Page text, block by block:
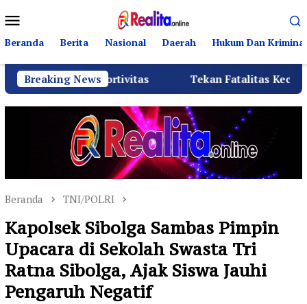
ke
kontenMobile
Beranda Berita Nasional Daerah Hukum Dan Kriminal
Breaking News
Sportivitas Tekan Fatalitas Kecelakaan, SMKN
Beranda TNI/POLRI
Kapolsek Sibolga Sambas Pimpin
Upacara di Sekolah Swasta Tri
Ratna Sibolga, Ajak Siswa Jauhi
Pengaruh Negatif